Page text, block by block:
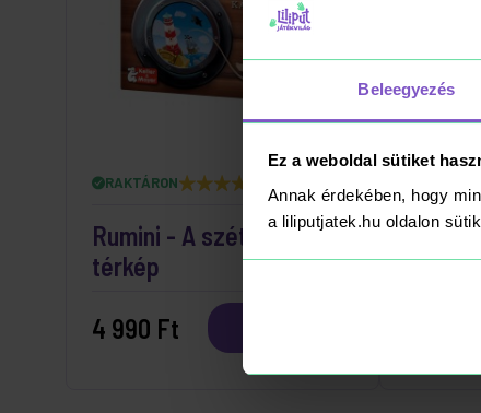
Beleegyezés
Ez a weboldal sütiket
Annak érdekében, hogy
a liliputjatek.hu oldalon
RAKTÁRON
Rumini - A szétszakadt
térkép
4 990 Ft
(kék/